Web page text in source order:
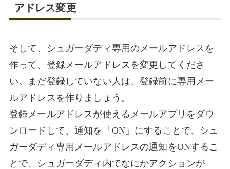
アドレス変更
そして、シュガーダディ専用のメールアドレスを
作って、登録メールアドレスを変更してくださ
い。まだ登録していない人は、登録前に専用メー
ルアドレスを作りましょう。
登録メールアドレスが使えるメールアプリをダウ
ンロードして、通知を「ON」にすることで、シュ
ガーダディ専用メールアドレスの通知をONするこ
とで、シュガーダディ内でなにかアクションが